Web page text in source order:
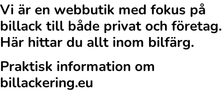
Vi är en webbutik med fokus på
billack till både privat och företag.
Här hittar du allt inom bilfärg.
Praktisk information om
billackering.eu